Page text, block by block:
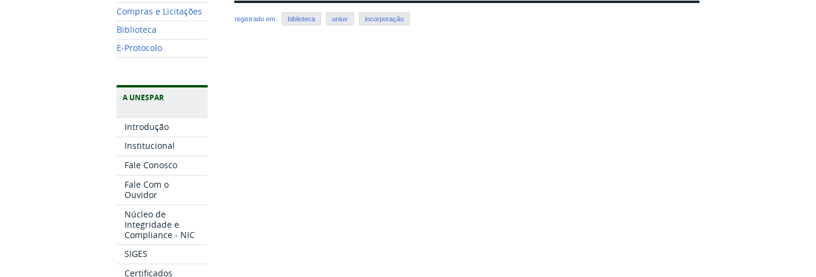
Compras e Licitações
Biblioteca
E-Protocolo
A UNESPAR
Introdução
Institucional
Fale Conosco
Fale Com o
Ouvidor
Núcleo de
Integridade e
Compliance - NIC
SIGES
Certificados
registrado em: biblioteca uniuv incorporação